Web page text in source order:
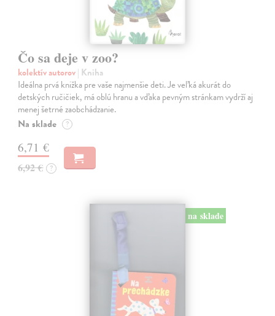
Čo sa deje v zoo?
kolektív autorov| Kniha
Ideálna prvá knižka pre vaše najmenšie deti. Je veľká akurát do
detských ručičiek, má oblú hranu a vďaka pevným stránkam vydrží aj
menej šetrné zaobchádzanie.
Na sklade ?
6,71 €
6,92 € ?
na sklade